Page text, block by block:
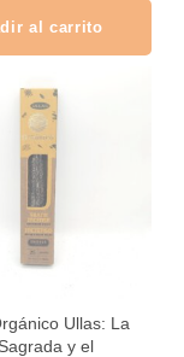
al carrito
Ullas: La
y el